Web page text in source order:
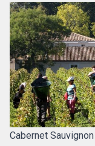
Cabernet